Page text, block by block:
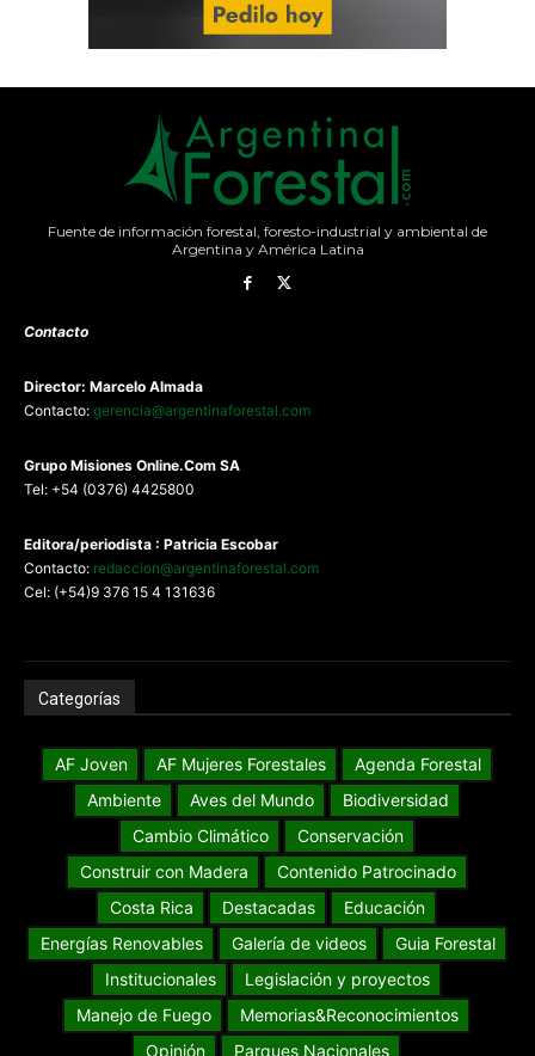
Fuente de información forestal, foresto-industrial y ambiental de
Argentina y América Latina
Contacto
Director: Marcelo Almada
Contacto: gerencia@argentinaforestal.com
Grupo Misiones Online.Com SA
Tel: +54 (0376) 4425800
Editora/periodista : Patricia Escobar
Contacto: redaccion@argentinaforestal.com
Cel: (+54)9 376 15 4 131636
Categorías
AF Joven AF Mujeres Forestales
Agenda Forestal
Ambiente
Aves del Mundo
Biodiversidad
Cambio Climático
Conservación
Construir con Madera
Contenido Patrocinado
Costa Rica
Destacadas
Educación
Energías Renovables
Galería de videos
Guia Forestal
Institucionales
Legislación y proyectos
Manejo de Fuego
Memorias&Reconocimientos
Opinión
Parques Nacionales